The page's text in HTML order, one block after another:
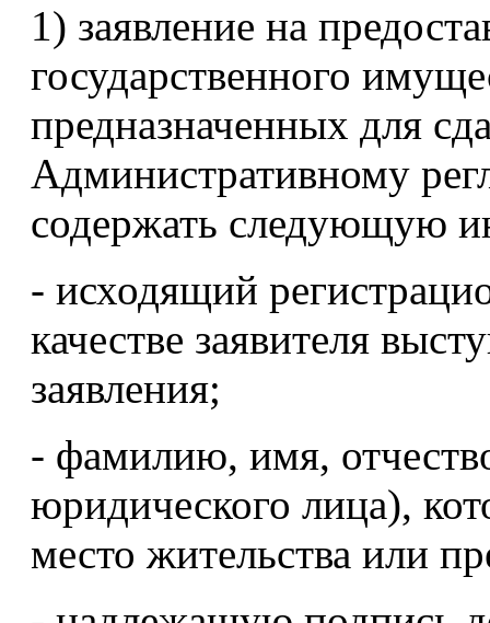
1) заявление на
государственного
предназначенных для
Административному
содержать следующую
- исходящий
качестве заявителя
заявления;
- фамилию, имя,
юридического лица),
место жительства или